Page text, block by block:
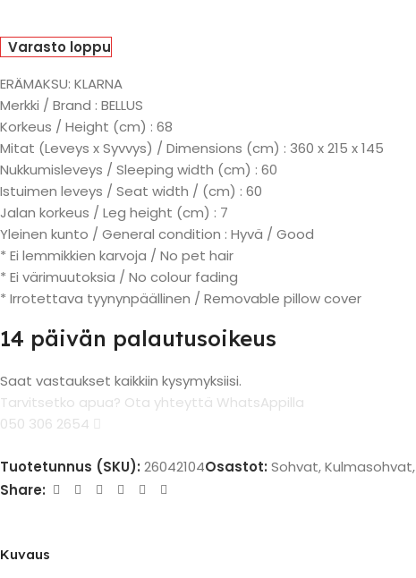
Varasto loppu
ERÄMAKSU: KLARNA
Merkki / Brand : BELLUS
Korkeus / Height (cm) : 68
Mitat (Leveys x Syvvys) / Dimensions (cm) : 360 x 215 x 145
Nukkumisleveys / Sleeping width (cm) : 60
Istuimen leveys / Seat width / (cm) : 60
Jalan korkeus / Leg height (cm) : 7
Yleinen kunto / General condition : Hyvä / Good
* Ei lemmikkien karvoja / No pet hair
* Ei värimuutoksia / No colour fading
* Irrotettava tyynynpäällinen / Removable pillow cover
14 päivän palautusoikeus
Saat vastaukset kaikkiin kysymyksiisi.
Tarvitsetko apua? Ota yhteyttä WhatsAppilla
050 306 2654
Tuotetunnus (SKU): 26042104Osastot: Sohvat,Kulmasohvat,
Share:
Kuvaus